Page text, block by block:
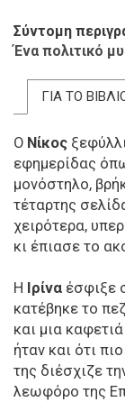
Σύντομη
Ένα πολιτικό
ΓΙΑ ΤΟ
O Νίκος
εφημερίδας
μονόστηλο,
τέταρτης
χειρότερα,
κι έπιασε το
Η Ιρίνα έσφιξε
κατέβηκε το
και μια
ήταν και ότι
της διέσχιζε
λεωφόρο της